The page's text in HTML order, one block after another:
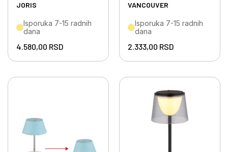
JORIS
Isporuka 7-15 radnih
dana
4.580,00 RSD
VANCOUVER
Isporuka 7-15 radnih
dana
2.333,00 RSD